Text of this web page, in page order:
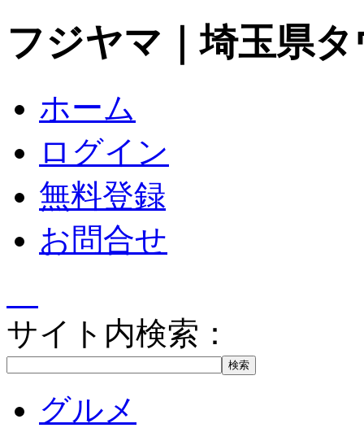
フジヤマ｜埼玉県
ホーム
ログイン
無料登録
お問合せ
サイト内検索：
グルメ